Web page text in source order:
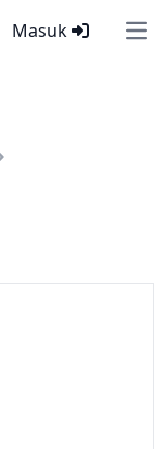
Masuk